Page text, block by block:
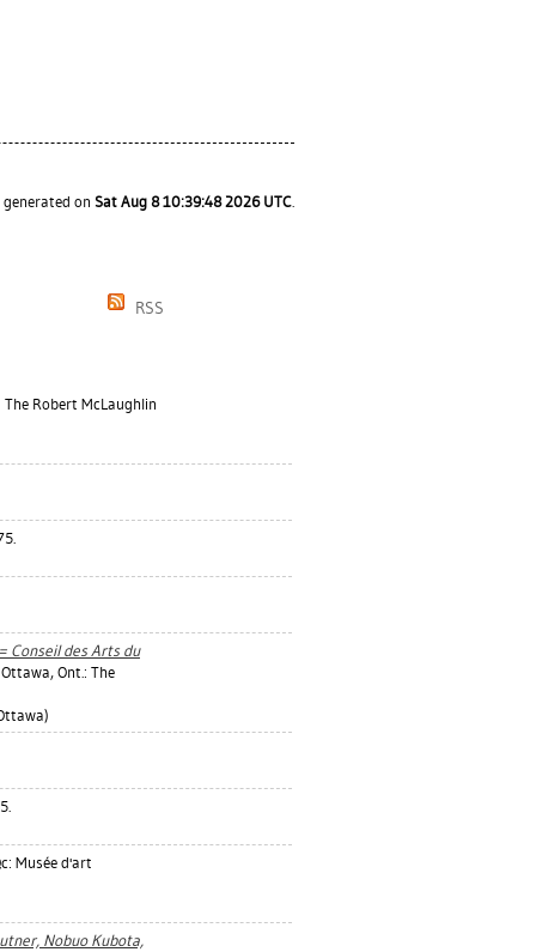
on Sat Aug 8 10:39:48 2026 UTC.
RSS
Robert McLaughlin
Conseil des Arts du
Ont.: The
Musée d'art
Nobuo Kubota,